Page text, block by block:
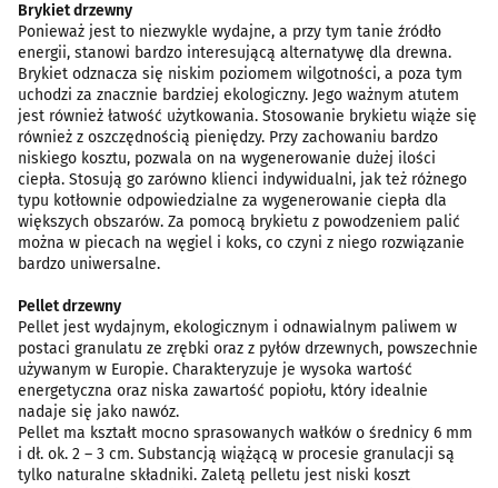
Brykiet drzewny
Ponieważ jest to niezwykle wydajne, a przy tym tanie źródło
energii, stanowi bardzo interesującą alternatywę dla drewna.
Brykiet odznacza się niskim poziomem wilgotności, a poza tym
uchodzi za znacznie bardziej ekologiczny. Jego ważnym atutem
jest również łatwość użytkowania. Stosowanie brykietu wiąże się
również z oszczędnością pieniędzy. Przy zachowaniu bardzo
niskiego kosztu, pozwala on na wygenerowanie dużej ilości
ciepła. Stosują go zarówno klienci indywidualni, jak też różnego
typu kotłownie odpowiedzialne za wygenerowanie ciepła dla
większych obszarów. Za pomocą brykietu z powodzeniem palić
można w piecach na węgiel i koks, co czyni z niego rozwiązanie
bardzo uniwersalne.
Pellet drzewny
Pellet jest wydajnym, ekologicznym i odnawialnym paliwem w
postaci granulatu ze zrębki oraz z pyłów drzewnych, powszechnie
używanym w Europie. Charakteryzuje je wysoka wartość
energetyczna oraz niska zawartość popiołu, który idealnie
nadaje się jako nawóz.
Pellet ma kształt mocno sprasowanych wałków o średnicy 6 mm
i dł. ok. 2 – 3 cm. Substancją wiążącą w procesie granulacji są
tylko naturalne składniki. Zaletą pelletu jest niski koszt